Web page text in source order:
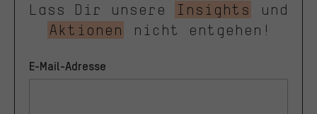
Lass Dir unsere Insights
und
Aktionen
nicht entgehen!
E-Mail-Adresse